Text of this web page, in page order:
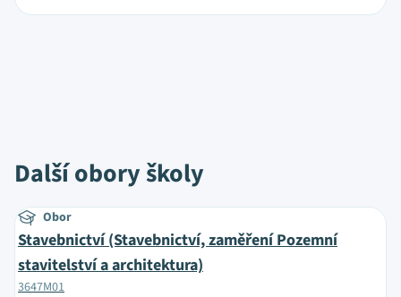
Další obory školy
Obor
Stavebnictví (Stavebnictví, zaměření Pozemní
stavitelství a architektura)
3647M01